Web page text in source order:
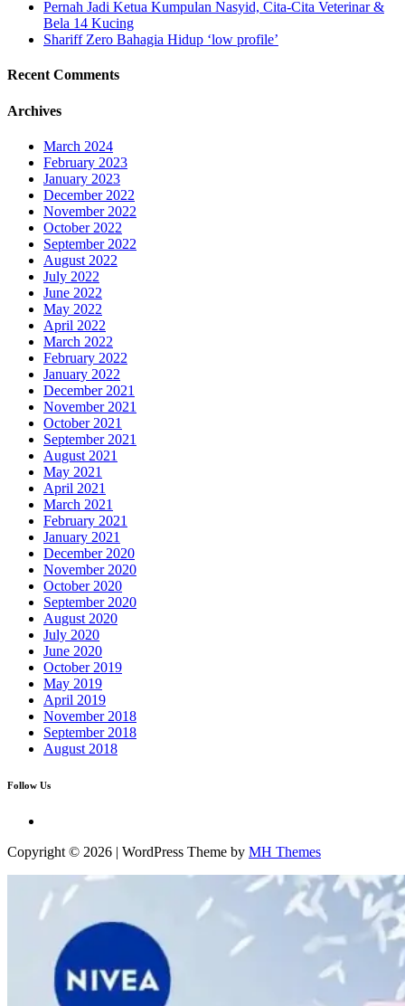
Pernah Jadi Ketua Kumpulan Nasyid, Cita-Cita Veterinar &
Bela 14 Kucing
Shariff Zero Bahagia Hidup ‘low profile’
Recent Comments
Archives
March 2024
February 2023
January 2023
December 2022
November 2022
October 2022
September 2022
August 2022
July 2022
June 2022
May 2022
April 2022
March 2022
February 2022
January 2022
December 2021
November 2021
October 2021
September 2021
August 2021
May 2021
April 2021
March 2021
February 2021
January 2021
December 2020
November 2020
October 2020
September 2020
August 2020
July 2020
June 2020
October 2019
May 2019
April 2019
November 2018
September 2018
August 2018
Follow Us
Copyright © 2026 | WordPress Theme by MH Themes